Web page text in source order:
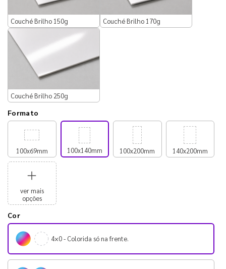
Couché Brilho 150g Couché Brilho 170g
Couché Brilho 250g
Formato
100x69mm 100x140mm 100x200mm 140x200mm
ver mais
opções
Cor
4×0 - Colorida só na frente.